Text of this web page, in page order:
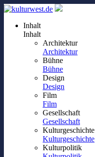
Inhalt
Inhalt
Architektur
Architektur
Bühne
Bühne
Design
Design
Film
Film
Gesellschaft
Gesellschaft
Kulturgeschichte
Kulturgeschichte
Kulturpolitik